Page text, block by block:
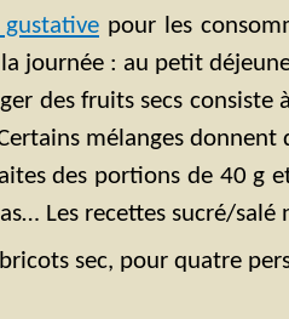
pour les
journée : au petit
des fruits secs consiste
mélanges donnent
des portions de 40 g
Les recettes sucré/
sec, pour quatre